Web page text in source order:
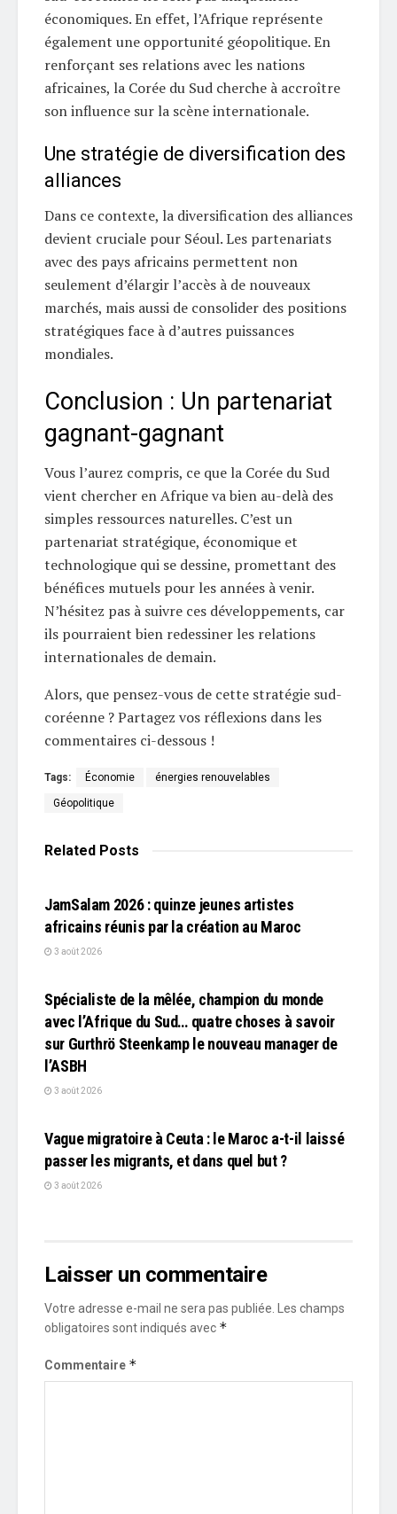
économiques. En effet, l’Afrique représente
également une opportunité géopolitique. En
renforçant ses relations avec les nations
africaines, la Corée du Sud cherche à accroître
son influence sur la scène internationale.
Une stratégie de diversification des
alliances
Dans ce contexte, la diversification des alliances
devient cruciale pour Séoul. Les partenariats
avec des pays africains permettent non
seulement d’élargir l’accès à de nouveaux
marchés, mais aussi de consolider des positions
stratégiques face à d’autres puissances
mondiales.
Conclusion : Un partenariat
gagnant-gagnant
Vous l’aurez compris, ce que la Corée du Sud
vient chercher en Afrique va bien au-delà des
simples ressources naturelles. C’est un
partenariat stratégique, économique et
technologique qui se dessine, promettant des
bénéfices mutuels pour les années à venir.
N’hésitez pas à suivre ces développements, car
ils pourraient bien redessiner les relations
internationales de demain.
Alors, que pensez-vous de cette stratégie sud-
coréenne ? Partagez vos réflexions dans les
commentaires ci-dessous !
Tags: Économie énergies renouvelables
Géopolitique
Related Posts
JamSalam 2026 : quinze jeunes artistes
africains réunis par la création au Maroc
3 août 2026
Spécialiste de la mêlée, champion du monde
avec l’Afrique du Sud… quatre choses à savoir
sur Gurthrö Steenkamp le nouveau manager de
l’ASBH
3 août 2026
Vague migratoire à Ceuta : le Maroc a-t-il laissé
passer les migrants, et dans quel but ?
3 août 2026
Laisser un commentaire
Votre adresse e-mail ne sera pas publiée.
Les champs
obligatoires sont indiqués avec *
Commentaire *